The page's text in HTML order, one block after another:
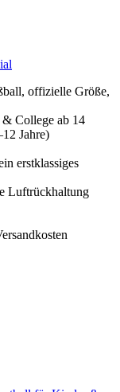
offizielle Größe,
College ab 14
Jahre)
erstklassiges
Luftrückhaltung